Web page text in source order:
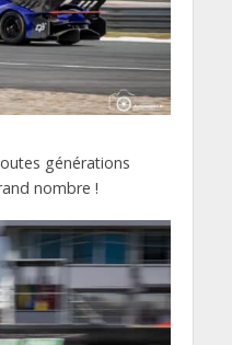
générations
nombre !